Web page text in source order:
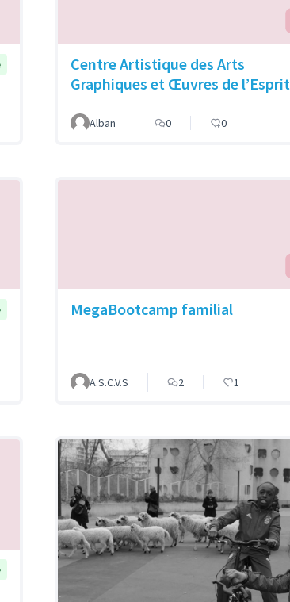
Centre Artistique des Arts
Graphiques et Œuvres de l’Esprit
Alban 0 0
MegaBootcamp familial
A.S.C.V.S 2 1